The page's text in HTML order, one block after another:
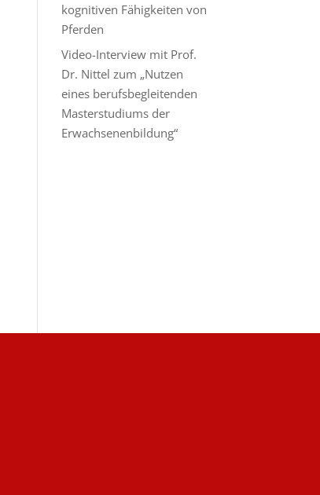
kognitiven Fähigkeiten von
Pferden
Video-Interview mit Prof.
Dr. Nittel zum „Nutzen
eines berufsbegleitenden
Masterstudiums der
Erwachsenenbildung“